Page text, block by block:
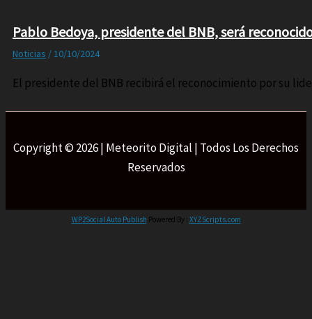
Pablo Bedoya, presidente del BNB, será
Noticias /10/10/2024
El presidente del BNB recibirá el reconocimiento por su
Copyright © 2026 | Meteorito Digital | Todos Los Derechos
Reservados
WP2Social Auto Publish Powered By : XYZScripts.com